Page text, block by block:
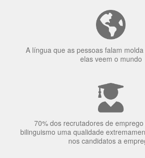
A língua que as pessoas falam molda
elas veem o mundo
70% dos recrutadores de emprego
bilinguismo uma qualidade